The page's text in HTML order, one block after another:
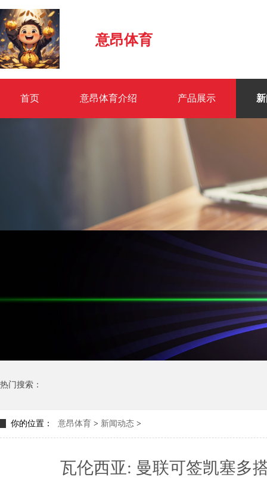
意昂体育
首页 意昂体育介绍 产品展示
热门搜索：
你的位置： 意昂体育 > 新闻动态 >
瓦伦西亚: 曼联可签凯塞多